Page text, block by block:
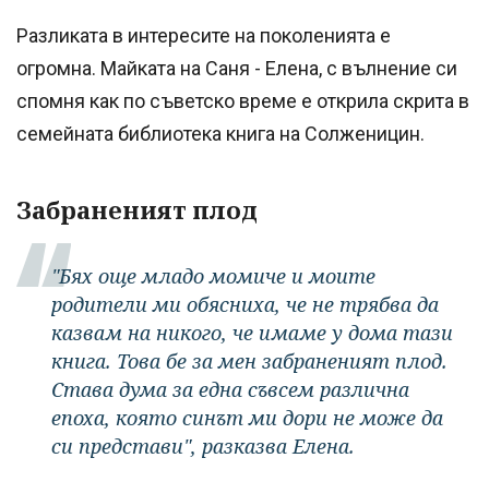
Разликата в интересите на поколенията е
огромна. Майката на Саня - Елена, с вълнение си
спомня как по съветско време е открила скрита в
семейната библиотека книга на Солженицин.
Забраненият плод
"Бях още младо момиче и моите
родители ми обясниха, че не трябва да
казвам на никого, че имаме у дома тази
книга. Това бе за мен забраненият плод.
Става дума за една съвсем различна
епоха, която синът ми дори не може да
си представи", разказва Елена.